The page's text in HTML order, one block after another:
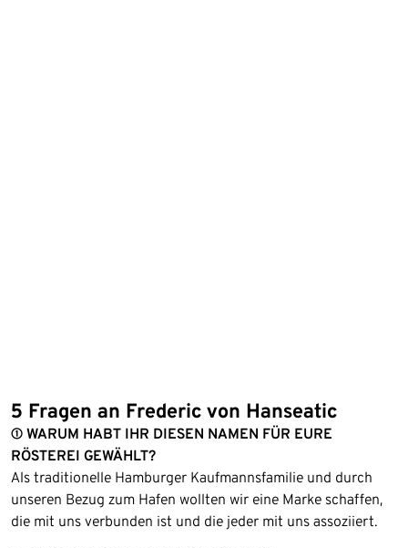
5 Fragen an Frederic von Hanseatic
① WARUM HABT IHR DIESEN NAMEN FÜR EURE
RÖSTEREI GEWÄHLT?
Als traditionelle Hamburger Kaufmannsfamilie und durch
unseren Bezug zum Hafen wollten wir eine Marke schaffen,
die mit uns verbunden ist und die jeder mit uns assoziiert.